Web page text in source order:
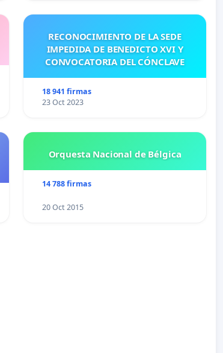
RECONOCIMIENTO DE LA SEDE
IMPEDIDA DE BENEDICTO XVI Y
CONVOCATORIA DEL CÓNCLAVE
18 941 firmas
23 Oct 2023
Orquesta Nacional de Bélgica
14 788 firmas
20 Oct 2015